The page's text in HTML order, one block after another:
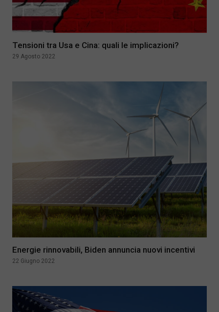
Tensioni tra Usa e Cina: quali le implicazioni?
29 Agosto 2022
Energie rinnovabili, Biden annuncia nuovi incentivi
22 Giugno 2022